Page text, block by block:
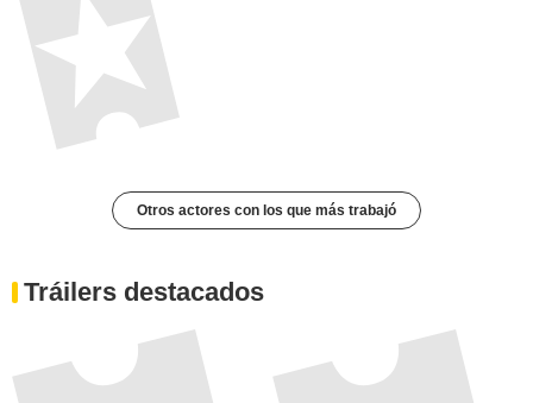
Otros actores con los que más trabajó
Tráilers destacados